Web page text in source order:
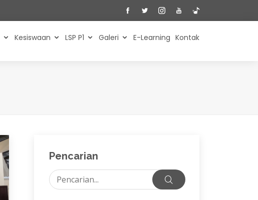
Kesiswaan LSP P1 Galeri E-Learning Kontak
Pencarian